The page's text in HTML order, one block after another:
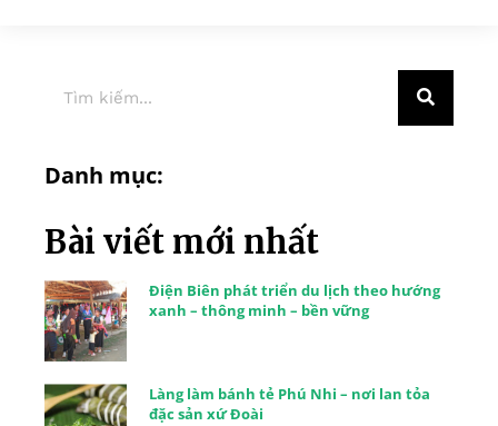
Danh mục:
Bài viết mới nhất
Điện Biên phát triển du lịch theo hướng
xanh – thông minh – bền vững
Làng làm bánh tẻ Phú Nhi – nơi lan tỏa
đặc sản xứ Đoài